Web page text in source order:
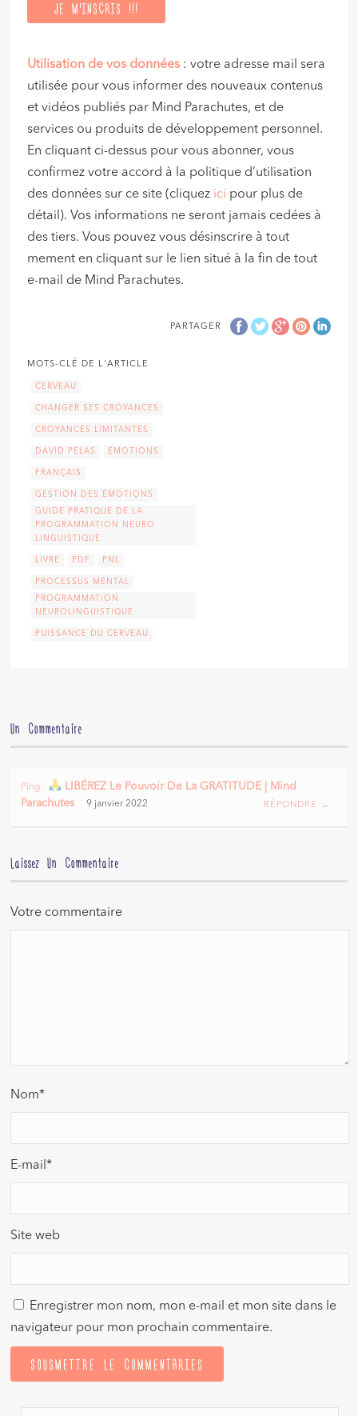
Utilisation de vos données : votre adresse mail sera
utilisée pour vous informer des nouveaux contenus
et vidéos publiés par Mind Parachutes, et de
services ou produits de développement personnel.
En cliquant ci-dessus pour vous abonner, vous
confirmez votre accord à la politique d’utilisation
des données sur ce site (cliquez ici pour plus de
détail). Vos informations ne seront jamais cedées à
des tiers. Vous pouvez vous désinscrire à tout
mement en cliquant sur le lien situé à la fin de tout
e-mail de Mind Parachutes.
PARTAGER
MOTS-CLÉ DE L'ARTICLE
CERVEAU
CHANGER SES CROYANCES
CROYANCES LIMITANTES
DAVID PELAS ÉMOTIONS
FRANÇAIS
GESTION DES ÉMOTIONS
GUIDE PRATIQUE DE LA
PROGRAMMATION NEURO
LINGUISTIQUE
LIVRE PDF PNL
PROCESSUS MENTAL
PROGRAMMATION
NEUROLINGUISTIQUE
PUISSANCE DU CERVEAU
Un Commentaire
Ping :
LIBÉREZ Le Pouvoir De La GRATITUDE | Mind
Parachutes
9 janvier 2022 RÉPONDRE →
Laissez Un Commentaire
Votre commentaire
Nom*
E-mail*
Site web
Enregistrer mon nom, mon e-mail et mon site dans le
navigateur pour mon prochain commentaire.